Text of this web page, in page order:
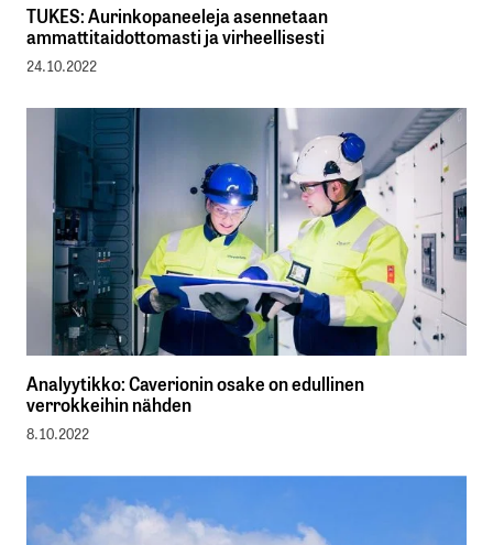
TUKES: Aurinkopaneeleja asennetaan
ammattitaidottomasti ja virheellisesti
24.10.2022
Analyytikko: Caverionin osake on edullinen
verrokkeihin nähden
8.10.2022